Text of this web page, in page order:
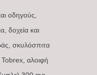
οδηγούς,
δοχεία και
σκυλόσπιτα
αλοιφή